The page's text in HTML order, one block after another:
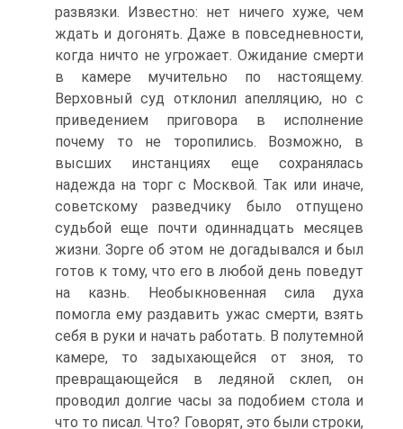
развязки. Известно: нет ничего хуже, чем
ждать и догонять. Даже в повседневности,
когда ничто не угрожает. Ожидание смерти
в камере мучительно по настоящему.
Верховный суд отклонил апелляцию, но с
приведением приговора в исполнение
почему то не торопились. Возможно, в
высших инстанциях еще сохранялась
надежда на торг с Москвой. Так или иначе,
советскому разведчику было отпущено
судьбой еще почти одиннадцать месяцев
жизни. Зорге об этом не догадывался и был
готов к тому, что его в любой день поведут
на казнь. Необыкновенная сила духа
помогла ему раздавить ужас смерти, взять
себя в руки и начать работать. В полутемной
камере, то задыхающейся от зноя, то
превращающейся в ледяной склеп, он
проводил долгие часы за подобием стола и
что то писал. Что? Говорят, это были строки,